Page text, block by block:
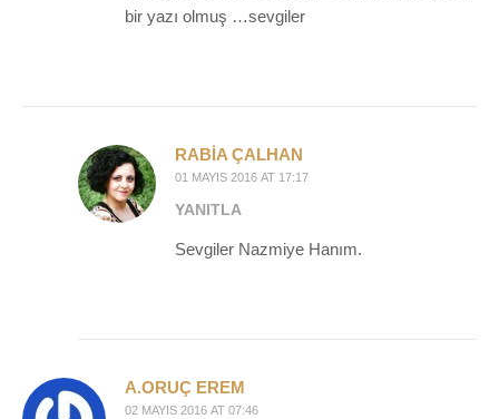
bir yazı olmuş …sevgiler
RABIA ÇALHAN
01 MAYIS 2016 AT 17:17
YANITLA
Sevgiler Nazmiye Hanım.
A.ORUÇ EREM
02 MAYIS 2016 AT 07:46